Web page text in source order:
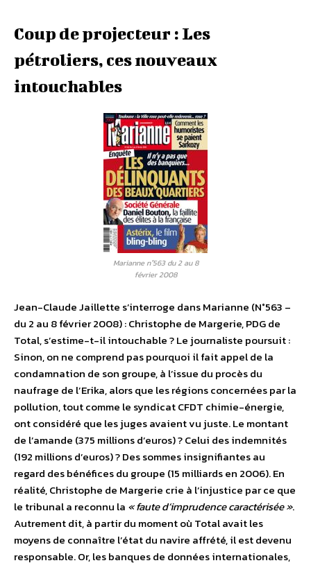
Coup de projecteur : Les
pétroliers, ces nouveaux
intouchables
Marianne n°563 du 2 au 8
février 2008
Jean-Claude Jaillette s’interroge dans Marianne (N°563 –
du 2 au 8 février 2008) : Christophe de Margerie, PDG de
Total, s’estime-t-il intouchable ? Le journaliste poursuit :
Sinon, on ne comprend pas pourquoi il fait appel de la
condamnation de son groupe, à l’issue du procès du
naufrage de l’Erika, alors que les régions concernées par la
pollution, tout comme le syndicat CFDT chimie-énergie,
ont considéré que les juges avaient vu juste. Le montant
de l’amande (375 millions d’euros) ? Celui des indemnités
(192 millions d’euros) ? Des sommes insignifiantes au
regard des bénéfices du groupe (15 milliards en 2006). En
réalité, Christophe de Margerie crie à l’injustice par ce que
le tribunal a reconnu la « faute d’imprudence caractérisée ».
Autrement dit, à partir du moment où Total avait les
moyens de connaître l’état du navire affrété, il est devenu
responsable. Or, les banques de données internationales,